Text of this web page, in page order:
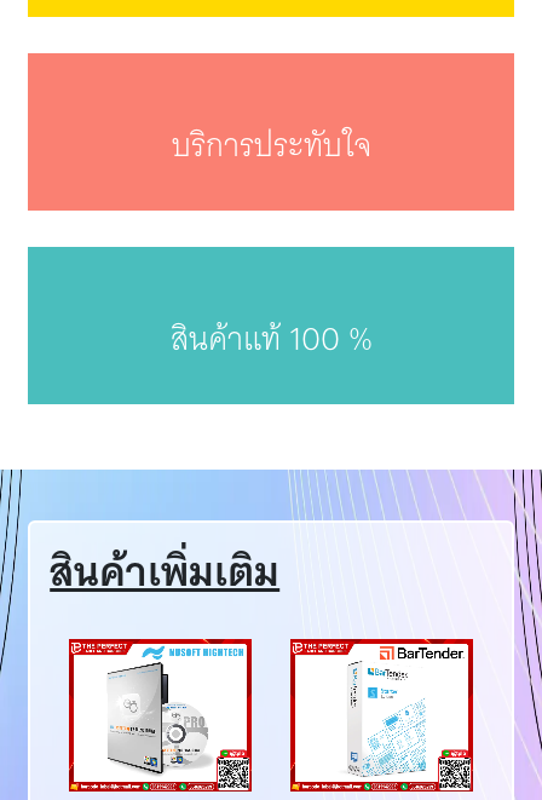
บริการประทับใจ
สินค้าแท้ 100 %
สินค้าเพิ่มเติม